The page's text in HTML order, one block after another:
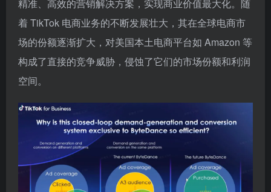
精准、高效的营销解决方案，实现商业价值最大化。随
着 TikTok 电商业务的不断发展壮大，其在全球电商市
场的份额逐渐扩大，对美国本土电商平台如 Amazon 等
构成了直接的竞争威胁，侵蚀了它们的市场份额和利润
空间。